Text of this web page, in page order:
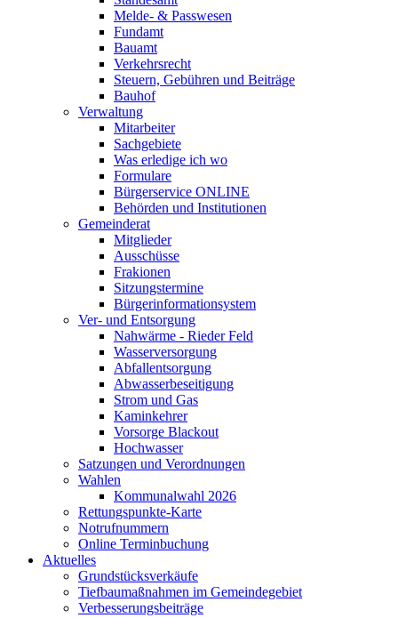
Melde- & Passwesen
Fundamt
Bauamt
Verkehrsrecht
Steuern, Gebühren und Beiträge
Bauhof
Verwaltung
Mitarbeiter
Sachgebiete
Was erledige ich wo
Formulare
Bürgerservice ONLINE
Behörden und Institutionen
Gemeinderat
Mitglieder
Ausschüsse
Frakionen
Sitzungstermine
Bürgerinformationsystem
Ver- und Entsorgung
Nahwärme - Rieder Feld
Wasserversorgung
Abfallentsorgung
Abwasserbeseitigung
Strom und Gas
Kaminkehrer
Vorsorge Blackout
Hochwasser
Satzungen und Verordnungen
Wahlen
Kommunalwahl 2026
Rettungspunkte-Karte
Notrufnummern
Online Terminbuchung
Aktuelles
Grundstücksverkäufe
Tiefbaumaßnahmen im Gemeindegebiet
Verbesserungsbeiträge